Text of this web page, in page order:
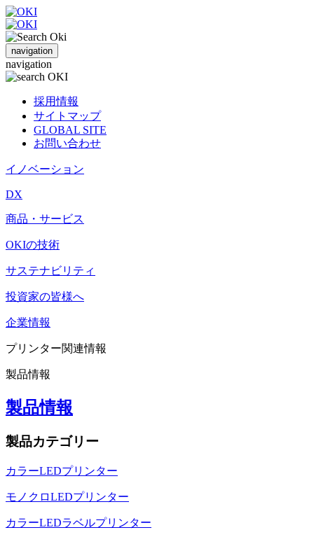
navigation
navigation
採用情報
サイトマップ
GLOBAL SITE
お問い合わせ
イノベーション
DX
商品・サービス
OKIの技術
サステナビリティ
投資家の皆様へ
企業情報
プリンター関連情報
製品情報
製品情報
製品カテゴリー
カラーLEDプリンター
モノクロLEDプリンター
カラーLEDラベルプリンター